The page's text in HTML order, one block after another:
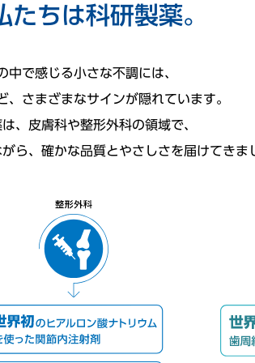
ちは科研製薬。
中で感じる小さな不調には、
、さまざまなサインが隠れています。
、皮膚科や整形外科の領域で、
ら、確かな品質とやさしさを届けてきま
科 歯科